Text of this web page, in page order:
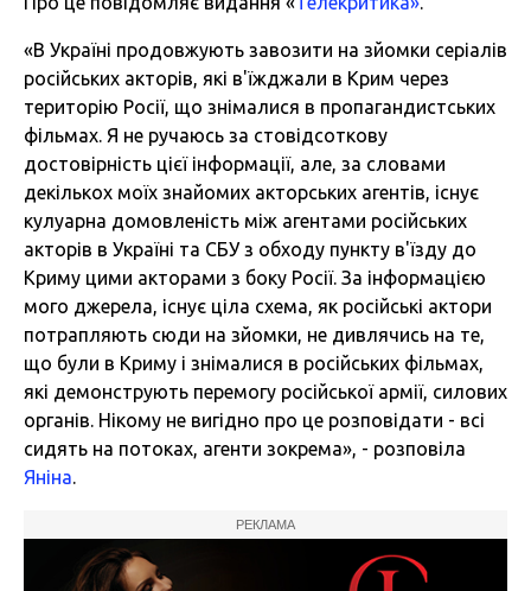
«В Україні продовжують завозити на зйомки серіалів
російських акторів, які в'їжджали в Крим через
територію Росії, що знімалися в пропагандистських
фільмах. Я не ручаюсь за стовідсоткову
достовірність цієї інформації, але, за словами
декількох моїх знайомих акторських агентів, існує
кулуарна домовленість між агентами російських
акторів в Україні та СБУ з обходу пункту в'їзду до
Криму цими акторами з боку Росії. За інформацією
мого джерела, існує ціла схема, як російські актори
потрапляють сюди на зйомки, не дивлячись на те,
що були в Криму і знімалися в російських фільмах,
які демонструють перемогу російської армії, силових
органів. Нікому не вигідно про це розповідати - всі
сидять на потоках, агенти зокрема», - розповіла
Яніна.
РЕКЛАМА